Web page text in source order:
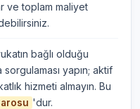
ve toplam maliyet
bağlı olduğu
yapın; aktif
hizmeti almayın. Bu
'dur.